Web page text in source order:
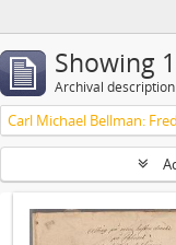
Showing
Archival description